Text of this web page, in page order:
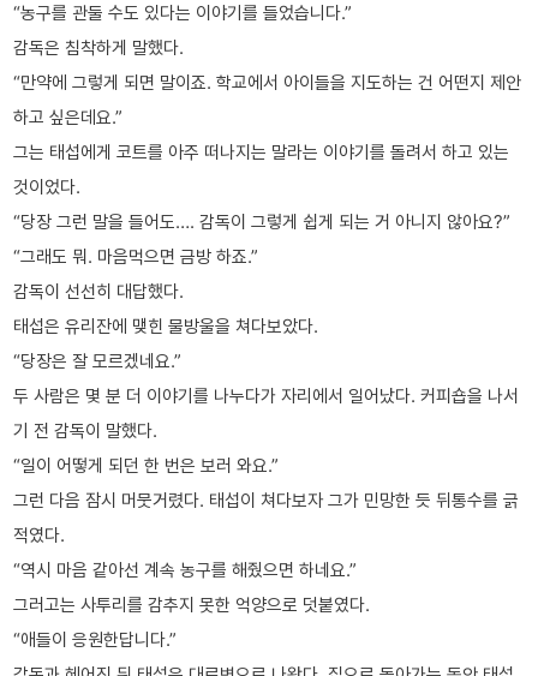
“농구를 관둘 수도 있다는 이야기를 들었습니다.”
감독은 침착하게 말했다.
“만약에 그렇게 되면 말이죠. 학교에서 아이들을 지도하는 건 어떤지 제안
하고 싶은데요.”
그는 태섭에게 코트를 아주 떠나지는 말라는 이야기를 돌려서 하고 있는
것이었다.
“당장 그런 말을 들어도…. 감독이 그렇게 쉽게 되는 거 아니지 않아요?”
“그래도 뭐. 마음먹으면 금방 하죠.”
감독이 선선히 대답했다.
태섭은 유리잔에 맺힌 물방울을 쳐다보았다.
“당장은 잘 모르겠네요.”
두 사람은 몇 분 더 이야기를 나누다가 자리에서 일어났다. 커피숍을 나서
기 전 감독이 말했다.
“일이 어떻게 되던 한 번은 보러 와요.”
그런 다음 잠시 머뭇거렸다. 태섭이 쳐다보자 그가 민망한 듯 뒤통수를 긁
적였다.
“역시 마음 같아선 계속 농구를 해줬으면 하네요.”
그러고는 사투리를 감추지 못한 억양으로 덧붙였다.
“애들이 응원한답니다.”